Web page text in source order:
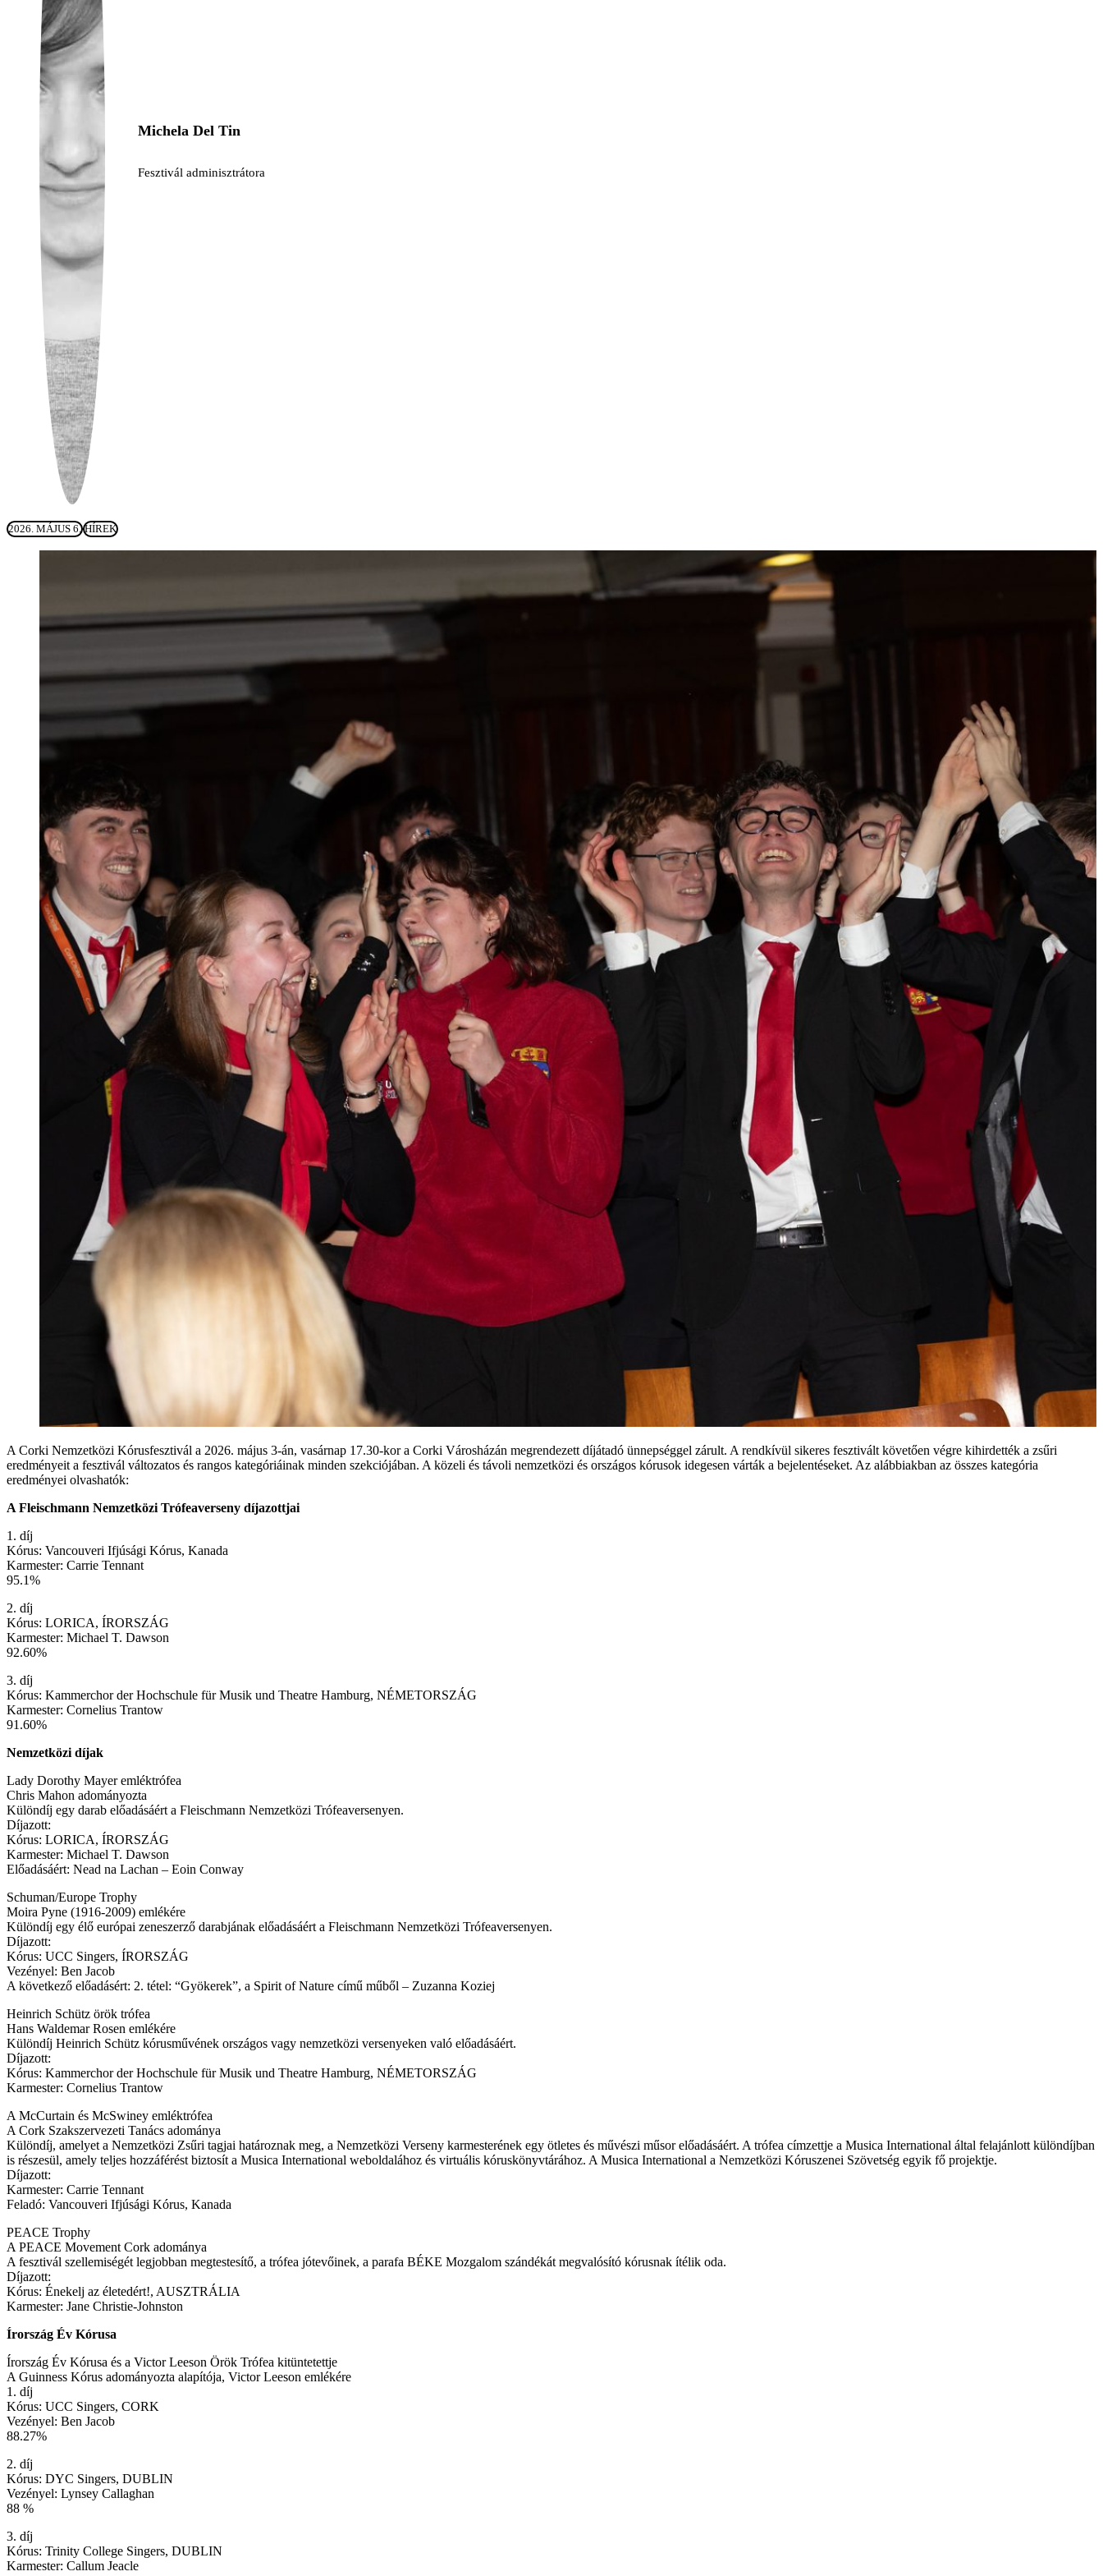
Michela Del Tin
Fesztivál adminisztrátora
2026. MÁJUS 6. HÍREK
A Corki Nemzetközi Kórusfesztivál a 2026. május 3-án, vasárnap 17.30-kor a Corki Városházán megrendezett díjátadó ünnepséggel zárult. A rendkívül sikeres fesztivált követően végre kihirdették a zsűri
eredményeit a fesztivál változatos és rangos kategóriáinak minden szekciójában. A közeli és távoli nemzetközi és országos kórusok idegesen várták a bejelentéseket. Az alábbiakban az összes kategória
eredményei olvashatók:
A Fleischmann Nemzetközi Trófeaverseny díjazottjai
1. díj
Kórus: Vancouveri Ifjúsági Kórus, Kanada
Karmester: Carrie Tennant
95.1%
2. díj
Kórus: LORICA, ÍRORSZÁG
Karmester: Michael T. Dawson
92.60%
3. díj
Kórus: Kammerchor der Hochschule für Musik und Theatre Hamburg, NÉMETORSZÁG
Karmester: Cornelius Trantow
91.60%
Nemzetközi díjak
Lady Dorothy Mayer emléktrófea
Chris Mahon adományozta
Különdíj egy darab előadásáért a Fleischmann Nemzetközi Trófeaversenyen.
Díjazott:
Kórus: LORICA, ÍRORSZÁG
Karmester: Michael T. Dawson
Előadásáért: Nead na Lachan – Eoin Conway
Schuman/Europe Trophy
Moira Pyne (1916-2009) emlékére
Különdíj egy élő európai zeneszerző darabjának előadásáért a Fleischmann Nemzetközi Trófeaversenyen.
Díjazott:
Kórus: UCC Singers, ÍRORSZÁG
Vezényel: Ben Jacob
A következő előadásért: 2. tétel: “Gyökerek”, a Spirit of Nature című műből – Zuzanna Koziej
Heinrich Schütz örök trófea
Hans Waldemar Rosen emlékére
Különdíj Heinrich Schütz kórusművének országos vagy nemzetközi versenyeken való előadásáért.
Díjazott:
Kórus: Kammerchor der Hochschule für Musik und Theatre Hamburg, NÉMETORSZÁG
Karmester: Cornelius Trantow
A McCurtain és McSwiney emléktrófea
A Cork Szakszervezeti Tanács adománya
Különdíj, amelyet a Nemzetközi Zsűri tagjai határoznak meg, a Nemzetközi Verseny karmesterének egy ötletes és művészi műsor előadásáért. A trófea címzettje a Musica International által felajánlott különdíjban
is részesül, amely teljes hozzáférést biztosít a Musica International weboldalához és virtuális kóruskönyvtárához. A Musica International a Nemzetközi Kóruszenei Szövetség egyik fő projektje.
Díjazott:
Karmester: Carrie Tennant
Feladó: Vancouveri Ifjúsági Kórus, Kanada
PEACE Trophy
A PEACE Movement Cork adománya
A fesztivál szellemiségét legjobban megtestesítő, a trófea jótevőinek, a parafa BÉKE Mozgalom szándékát megvalósító kórusnak ítélik oda.
Díjazott:
Kórus: Énekelj az életedért!, AUSZTRÁLIA
Karmester: Jane Christie-Johnston
Írország Év Kórusa
Írország Év Kórusa és a Victor Leeson Örök Trófea kitüntetettje
A Guinness Kórus adományozta alapítója, Victor Leeson emlékére
1. díj
Kórus: UCC Singers, CORK
Vezényel: Ben Jacob
88.27%
2. díj
Kórus: DYC Singers, DUBLIN
Vezényel: Lynsey Callaghan
88 %
3. díj
Kórus: Trinity College Singers, DUBLIN
Karmester: Callum Jeacle